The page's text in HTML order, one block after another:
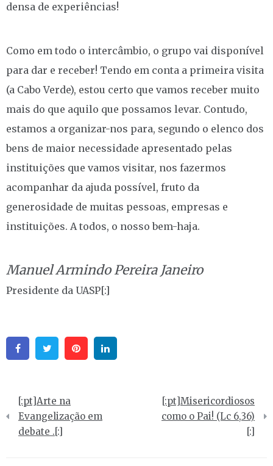
densa de experiências!
Como em todo o intercâmbio, o grupo vai disponível
para dar e receber! Tendo em conta a primeira visita
(a Cabo Verde), estou certo que vamos receber muito
mais do que aquilo que possamos levar. Contudo,
estamos a organizar-nos para, segundo o elenco dos
bens de maior necessidade apresentado pelas
instituições que vamos visitar, nos fazermos
acompanhar da ajuda possível, fruto da
generosidade de muitas pessoas, empresas e
instituições. A todos, o nosso bem-haja.
Manuel Armindo Pereira Janeiro
Presidente da UASP[:]
FacebookTwitter Pinterest
Navegação
de
artigos
[:pt]Arte na
Evangelização em
debate .[:]
[:pt]Misericordiosos
como o Pai! (Lc 6,36)
[:]